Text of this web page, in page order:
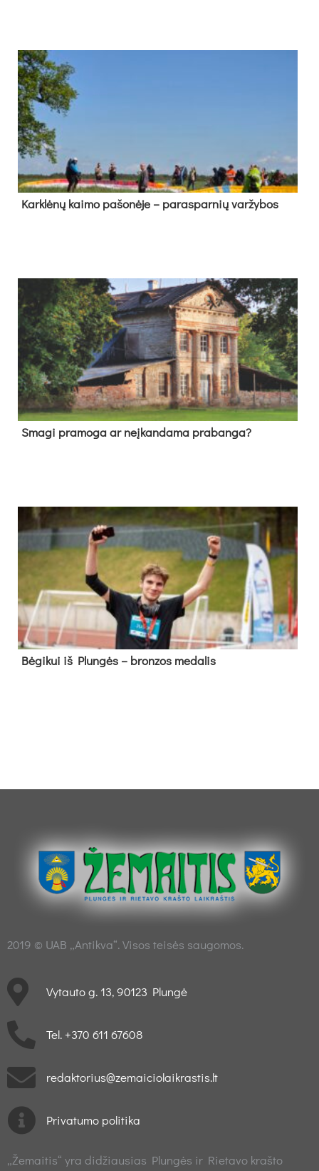
Kark­lė­nų kai­mo pa­šo­nė­je – pa­ras­par­nių var­žy­bos
Sma­gi pra­mo­ga ar neį­kan­da­ma pra­ban­ga?
Bė­gi­kui iš Plun­gės – bron­zos me­da­lis
2019 © UAB „Antikva“. Visos teisės saugomos.
Vytauto g. 13, 90123 Plungė
Tel. +370 611 67608
redaktorius@zemaiciolaikrastis.lt
Privatumo politika
„Žemaitis“ yra didžiausias Plungės ir Rietavo krašto